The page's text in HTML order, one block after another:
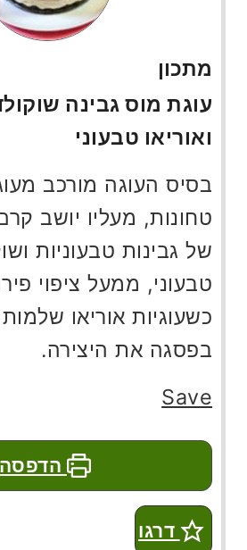
מתכון
עוגת מוס גבינה
ואוריאו טבעוני
בסיס העוגה מורכב
טחונות, מעליו יושב
של גבינות טבעוניות
טבעוני, ממעל ציפוי
כשעוגיות אוריאו
בפסגה את היצירה.
Save
הדפסה
דרגו